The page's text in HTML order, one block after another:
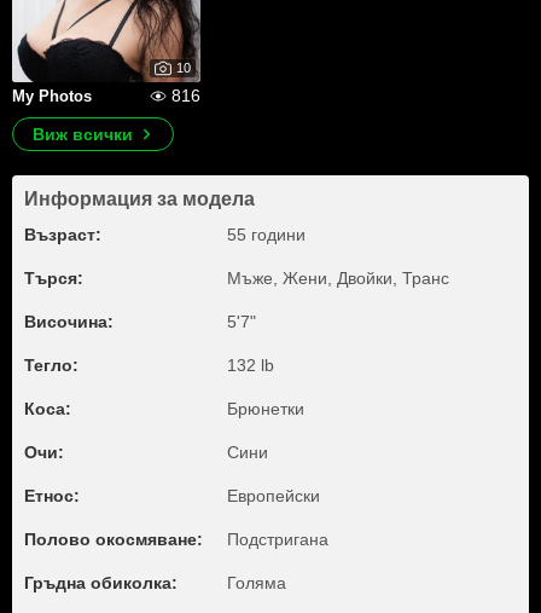
10
My Photos
816
Виж всички
Информация за модела
Възраст: 55 години
Търся: Мъже, Жени, Двойки, Транс
Височина: 5'7"
Тегло: 132 lb
Коса: Брюнетки
Очи: Сини
Етнос: Европейски
Полово окосмяване: Подстригана
Гръдна обиколка: Голяма